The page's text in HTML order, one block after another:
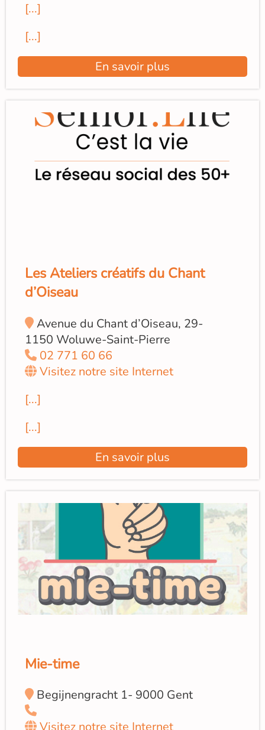
[...]
[...]
En savoir plus
Les Ateliers créatifs du Chant
d’Oiseau
Avenue du Chant d’Oiseau, 29-
1150 Woluwe-Saint-Pierre
02 771 60 66
Visitez notre site Internet
[...]
[...]
En savoir plus
Mie-time
Begijnengracht 1- 9000 Gent
Visitez notre site Internet